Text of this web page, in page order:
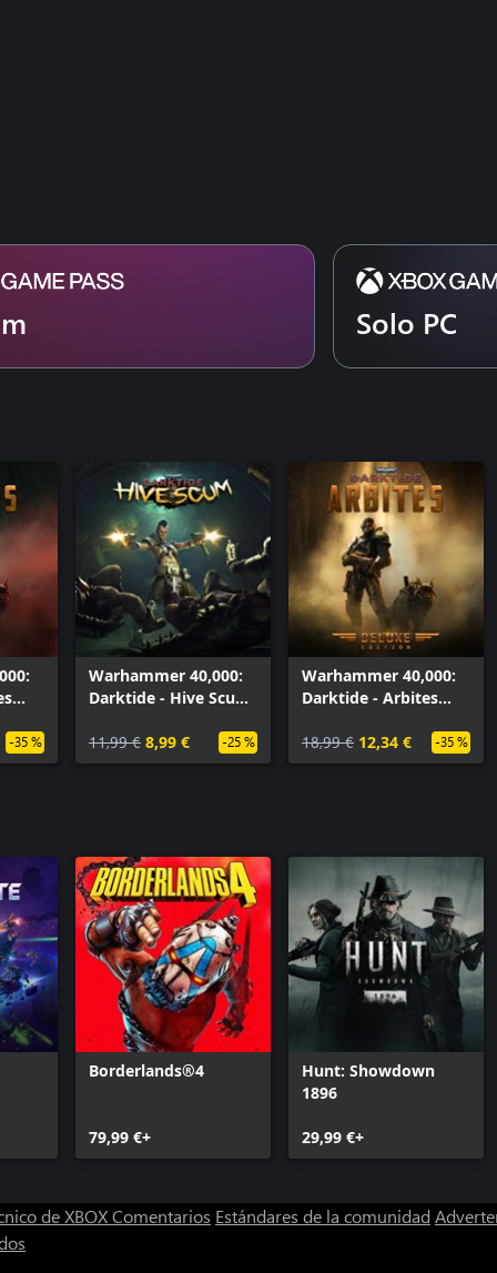
Solo PC
-35 %
Warhammer 40,000:
Darktide - Hive Scum
11,99 € 8,99 € -25 %
Warhammer 40,000:
Darktide - Arbites
18,99 € 12,34 € -35 %
Borderlands®4
79,99 €+
Hunt: Showdown
1896
29,99 €+
de XBOXComentarios Estándares de la comunidad